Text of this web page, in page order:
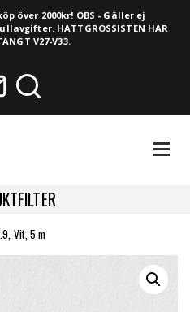
över 2000kr! OBS - Gäller ej
HATTGROSSISTEN HAR
V27-V33.
Vit, 5 m